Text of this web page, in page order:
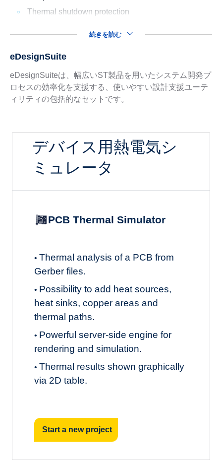
Thermal shutdown protection
続きを読む
eDesignSuite
eDesignSuiteは、幅広いST製品を用いたシステム開発プ
ロセスの効率化を支援する、使いやすい設計支援ユーテ
ィリティの包括的なセットです。
デバイス用熱電気シ
ミュレータ
PCB Thermal Simulator
• Thermal analysis of a PCB from
Gerber files.
• Possibility to add heat sources,
heat sinks, copper areas and
thermal paths.
• Powerful server-side engine for
rendering and simulation.
• Thermal results shown graphically
via 2D table.
Start a new project